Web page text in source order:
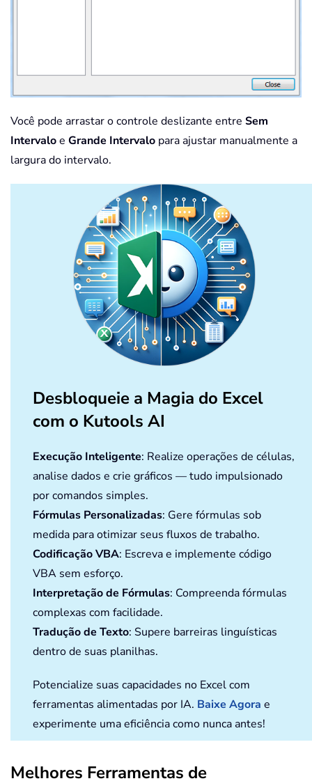
Você pode arrastar o controle deslizante entre Sem
Intervaloe Grande Intervalo para ajustar manualmente a
largura do intervalo.
Desbloqueie a Magia do Excel
com o Kutools AI
Execução Inteligente: Realize operações de células,
analise dados e crie gráficos — tudo impulsionado
por comandos simples.
Fórmulas Personalizadas: Gere fórmulas sob
medida para otimizar seus fluxos de trabalho.
Codificação VBA: Escreva e implemente código
VBA sem esforço.
Interpretação de Fórmulas: Compreenda fórmulas
complexas com facilidade.
Tradução de Texto: Supere barreiras linguísticas
dentro de suas planilhas.
Potencialize suas capacidades no Excel com
ferramentas alimentadas por IA. Baixe Agora e
experimente uma eficiência como nunca antes!
Melhores Ferramentas de